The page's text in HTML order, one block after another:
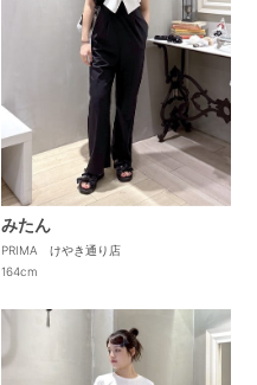
みたん
PRIMA けやき通り店
164cm